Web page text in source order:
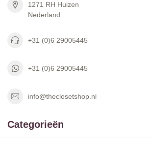
1271 RH Huizen
Nederland
+31 (0)6 29005445
+31 (0)6 29005445
info@theclosetshop.nl
Categorieën